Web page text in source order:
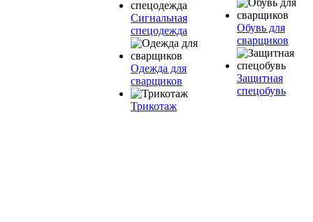
Сигнальная
спецодежда
Одежда для
сварщиков
Трикотаж
Обувь для
сварщиков
Защитная
спецобувь